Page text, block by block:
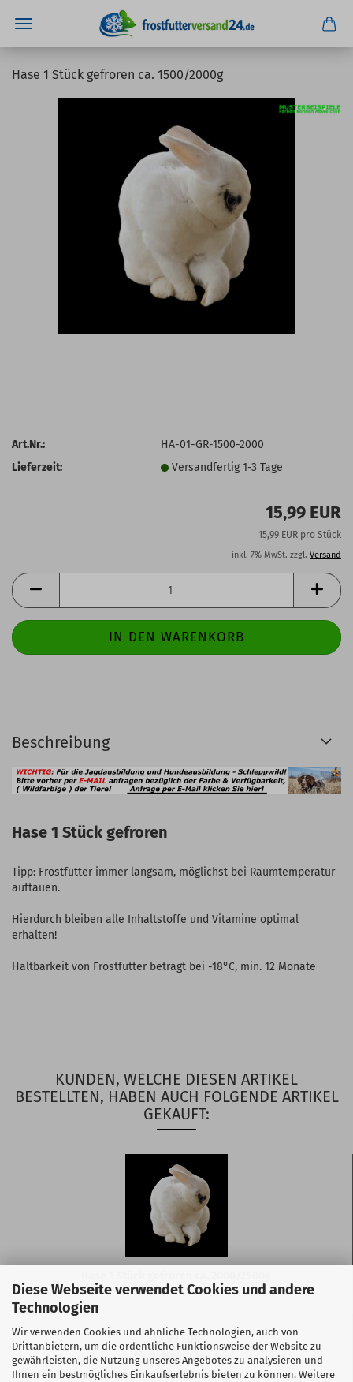
Diese Webseite verwendet Cookies und andere
Technologien
Wir verwenden Cookies und ähnliche Technologien, auch von
Drittanbietern, um die ordentliche Funktionsweise der Website zu
gewährleisten, die Nutzung unseres Angebotes zu analysieren und
Ihnen ein bestmögliches Einkaufserlebnis bieten zu können. Weitere
Hase 1 Stück gefroren ca. 1500/2000g
Art.Nr.:
HA-01-GR-1500-2000
Lieferzeit:
Versandfertig 1-3 Tage
15,99 EUR
15,99 EUR pro Stück
inkl. 7% MwSt. zzgl. Versand
Beschreibung
Hase 1 Stück gefroren
Tipp: Frostfutter immer langsam, möglichst bei Raumtemperatur
auftauen.
Hierdurch bleiben alle Inhaltstoffe und Vitamine optimal
erhalten!
Haltbarkeit von Frostfutter beträgt bei -18°C, min. 12 Monate
KUNDEN, WELCHE DIESEN ARTIKEL
BESTELLTEN, HABEN AUCH FOLGENDE ARTIKEL
GEKAUFT:
19,99 EUR
19,99 EUR pro Stück